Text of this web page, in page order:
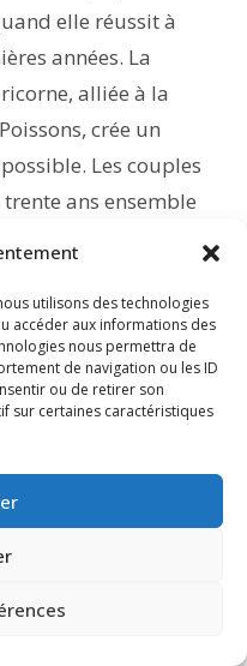
utilisons des technologies
accéder aux informations des
nous permettra de
de navigation ou les ID
ou de retirer son
sur certaines caractéristiques
elle réussit à
années. La
alliée à la
crée un
Les couples
ans ensemble
demandé tout de
la profondeur
ce pari est tenu,
du zodiaque
de ta relation
sur ta compatibilité